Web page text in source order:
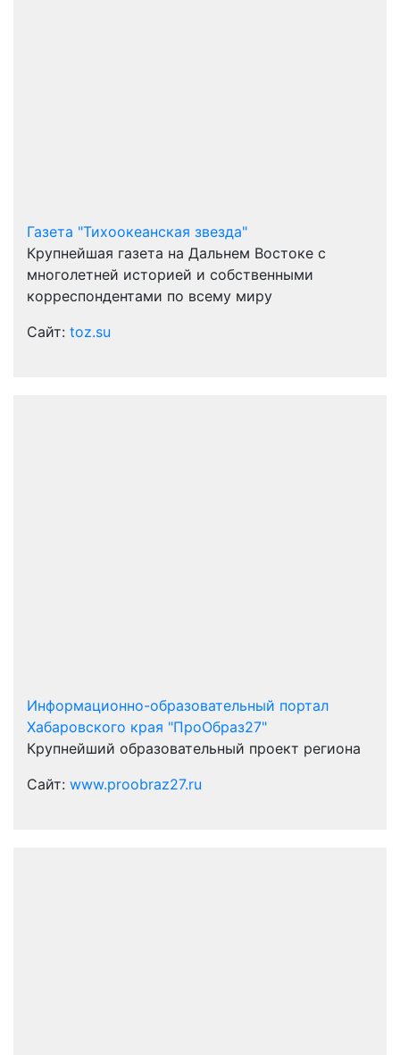
Газета "Тихоокеанская звезда"
Крупнейшая газета на Дальнем Востоке с
многолетней историей и собственными
корреспондентами по всему миру
Сайт: toz.su
Информационно-образовательный портал
Хабаровского края "ПроОбраз27"
Крупнейший образовательный проект региона
Сайт: www.proobraz27.ru